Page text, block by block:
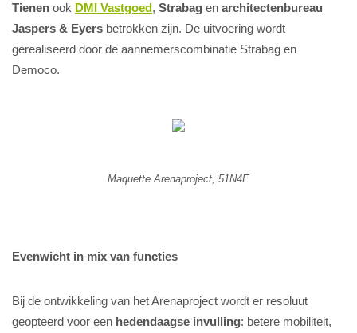
Tienen ook DMI Vastgoed, Strabag en architectenbureau
Jaspers & Eyers betrokken zijn. De uitvoering wordt
gerealiseerd door de aannemerscombinatie Strabag en
Democo.
Maquette Arenaproject, 51N4E
Evenwicht in mix van functies
Bij de ontwikkeling van het Arenaproject wordt er resoluut
geopteerd voor een hedendaagse invulling: betere mobiliteit,